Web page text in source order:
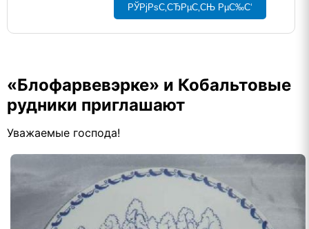
РЎРјРѕС‚СЂРµС‚СЊ РµС‰С‘
«Блофарвевэрке» и Кобальтовые
рудники приглашают
Уважаемые господа!